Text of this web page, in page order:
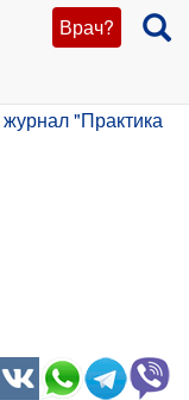
Врач?
"Практика